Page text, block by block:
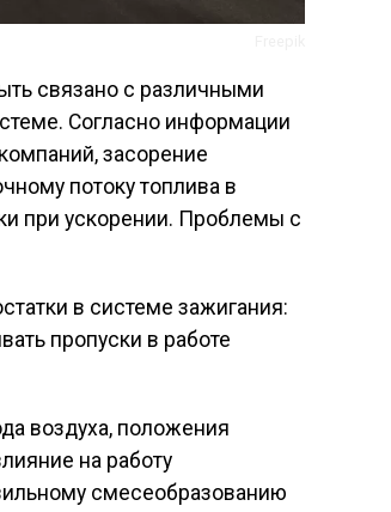
связано с различными
Согласно информации
засорение
потоку топлива в
при ускорении. Проблемы с
в системе зажигания:
пропуски в работе
воздуха, положения
на работу
смесеобразованию